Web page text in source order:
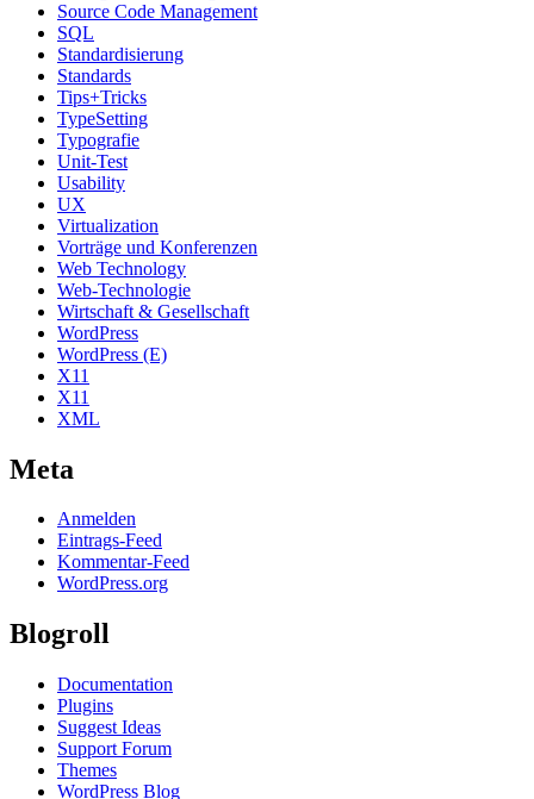
Source Code Management
SQL
Standardisierung
Standards
Tips+Tricks
TypeSetting
Typografie
Unit-Test
Usability
UX
Virtualization
Vorträge und Konferenzen
Web Technology
Web-Technologie
Wirtschaft & Gesellschaft
WordPress
WordPress (E)
X11
X11
XML
Meta
Anmelden
Eintrags-Feed
Kommentar-Feed
WordPress.org
Blogroll
Documentation
Plugins
Suggest Ideas
Support Forum
Themes
WordPress Blog